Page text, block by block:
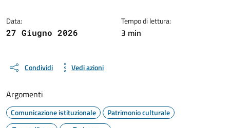
Data:
27 Giugno 2026
Tempo di lettura:
3 min
Condividi Vedi azioni
Argomenti
Comunicazione istituzionale
Patrimonio culturale